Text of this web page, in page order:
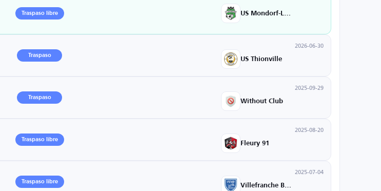
Traspaso libre
Traspaso
2026-06-30
US Thionville
Traspaso
2025-09-29
Without Club
Traspaso libre
2025-08-20
Fleury 91
Traspaso libre
2025-07-04